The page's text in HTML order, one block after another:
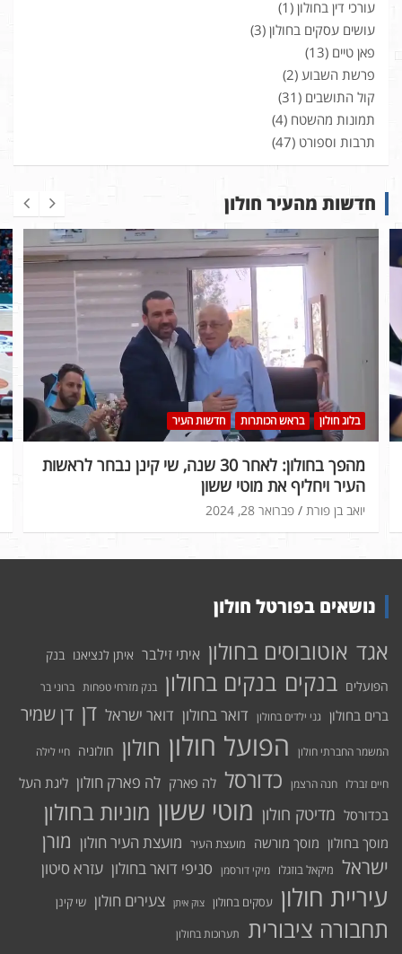
עורכי דין בחולון (1)
עושים עסקים בחולון (3)
פאן טיים (13)
פרשת השבוע (2)
קול התושבים (31)
תמונות מהשטח (4)
תרבות וספורט (47)
חדשות מהעיר חולון
בלוג חולון בראש הכותרות חדשות העיר
מהפך בחולון: לאחר 30 שנה, שי קינן נבחר לראשות
העיר ויחליף את מוטי ששון
פברואר 28, 2024 יואב בן פורת
נושאים בפורטל חולון
אגד אוטובוסים בחולון איתי זילבר איתן לנציאנו בנק
הפועלים בנקים בנקים בחולון בנק מזרחי טפחות ברוני בר
ברים בחולון גני ילדים בחולון דואר בחולון דואר ישראל דן דן שמיר
המשמר החברתי חולון הפועל חולון חולון חולוניה חיי לילה
חיים זברלו חנה הרצמן כדורסל לה פארק לה פארק חולון ליגת העל
בכדורסל מדיטק חולון מוטי ששון מוניות בחולון
מוסך בחולון מוסך מורשה מועצת העיר מועצת העיר חולון מורן
ישראל מיקאל בוזגלו מיקי דורסמן סניפי דואר בחולון עזרא סיטון
עיריית חולון עסקים בחולון צוק איתן צעירים חולון שי קינן
תחבורה ציבורית תערוכות בחולון